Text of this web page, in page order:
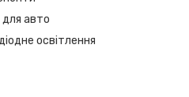
для авто
освітлення